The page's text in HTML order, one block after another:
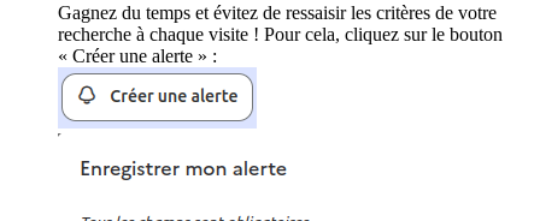
Gagnez du temps et évitez de ressaisir les critères de votre
recherche à chaque visite ! Pour cela, cliquez sur le bouton
« Créer une alerte » :